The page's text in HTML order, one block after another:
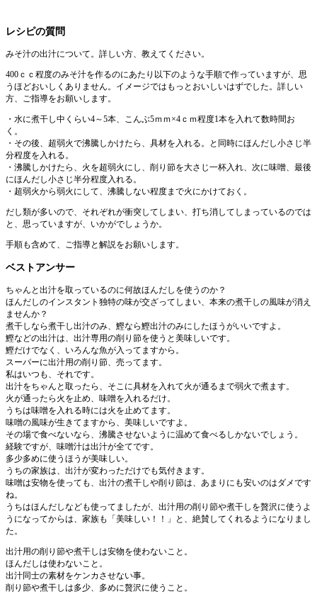
レシピの質問
みそ汁の出汁について。詳しい方、教えてください。
400ｃｃ程度のみそ汁を作るのにあたり以下のような手順で作っていますが、思
うほどおいしくありません。イメージではもっとおいしいはずでした。詳しい
方、ご指導をお願いします。
・水に煮干し中くらい4～5本、こんぶ5ｍｍ×4ｃｍ程度1本を入れて数時間お
く。
・その後、超弱火で沸騰しかけたら、具材を入れる。と同時にほんだし小さじ半
分程度を入れる。
・沸騰しかけたら、火を超弱火にし、削り節を大さじ一杯入れ、次に味噌、最後
にほんだし小さじ半分程度入れる。
・超弱火から弱火にして、沸騰しない程度まで火にかけておく。
だし類が多いので、それぞれが衝突してしまい、打ち消してしまっているのでは
と、思っていますが、いかがでしょうか。
手順も含めて、ご指導と解説をお願いします。
ベストアンサー
ちゃんと出汁を取っているのに何故ほんだしを使うのか？
ほんだしのインスタント独特の味が交ざってしまい、本来の煮干しの風味が消え
ませんか？
煮干しなら煮干し出汁のみ、鰹なら鰹出汁のみにしたほうがいいですよ。
鰹などの出汁は、出汁専用の削り節を使うと美味しいです。
鰹だけでなく、いろんな魚が入ってますから。
スーパーに出汁用の削り節、売ってます。
私はいつも、それです。
出汁をちゃんと取ったら、そこに具材を入れて火が通るまで弱火で煮ます。
火が通ったら火を止め、味噌を入れるだけ。
うちは味噌を入れる時には火を止めてます。
味噌の風味が生きてますから、美味しいですよ。
その場で食べないなら、沸騰させないように温めて食べるしかないでしょう。
経験ですが、味噌汁は出汁が全てです。
多少多めに使うほうが美味しい。
うちの家族は、出汁が変わっただけでも気付きます。
味噌は安物を使っても、出汁の煮干しや削り節は、あまりにも安いのはダメです
ね。
うちはほんだしなども使ってましたが、出汁用の削り節や煮干しを贅沢に使うよ
うになってからは、家族も「美味しい！！」と、絶賛してくれるようになりまし
た。
出汁用の削り節や煮干しは安物を使わないこと。
ほんだしは使わないこと。
出汁同士の素材をケンカさせない事。
削り節や煮干しは多少、多めに贅沢に使うこと。